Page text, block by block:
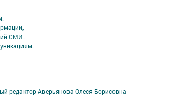
СМИ.
редактор Аверьянова Олеся Борисовна